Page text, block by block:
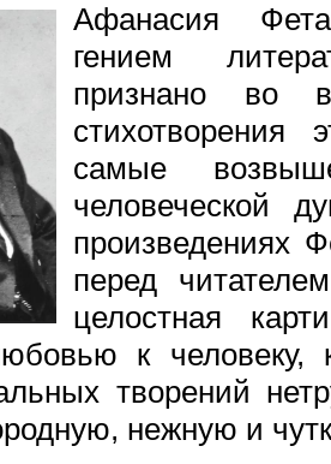
Афанасия
гением
признано во
стихотворения
самые
человеческой
произведениях
перед
целостная
к
творений
нежную и